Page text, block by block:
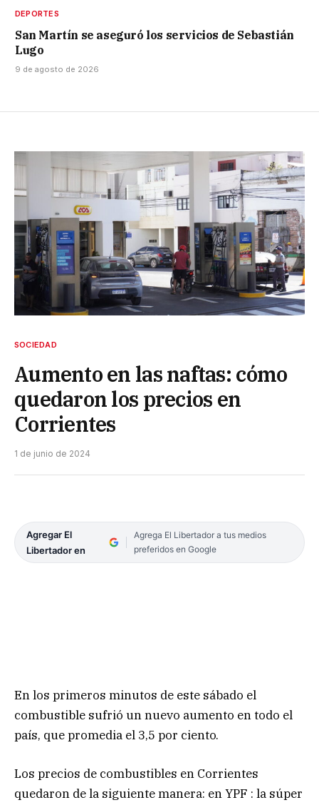
DEPORTES
San Martín se aseguró los servicios de Sebastián
Lugo
9 de agosto de 2026
SOCIEDAD
Aumento en las naftas: cómo
quedaron los precios en
Corrientes
1 de junio de 2024
Agregar El
Libertador en
Agrega El Libertador a tus medios
preferidos en Google
En los primeros minutos de este sábado el
combustible sufrió un nuevo aumento en todo el
país, que promedia el 3,5 por ciento.
Los precios de combustibles en Corrientes
quedaron de la siguiente manera: en YPF : la súper